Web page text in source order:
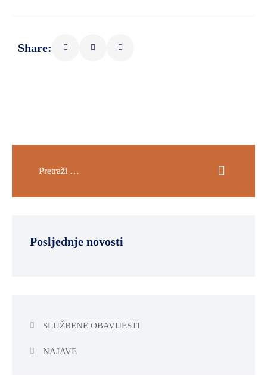
Share:
Posljednje novosti
SLUŽBENE OBAVIJESTI
NAJAVE